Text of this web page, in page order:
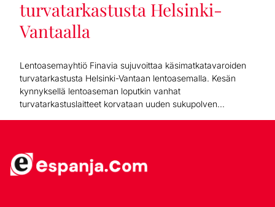
turvatarkastusta Helsinki-
Vantaalla
Lentoasemayhtiö Finavia sujuvoittaa käsimatkatavaroiden
turvatarkastusta Helsinki-Vantaan lentoasemalla. Kesän
kynnyksellä lentoaseman loputkin vanhat
turvatarkastuslaitteet korvataan uuden sukupolven...